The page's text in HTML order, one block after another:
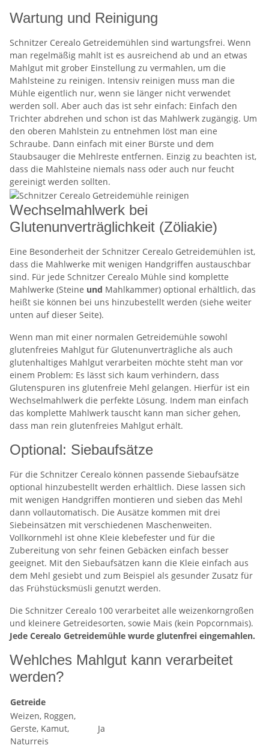
Wartung und Reinigung
Schnitzer Cerealo Getreidemühlen sind wartungsfrei. Wenn
man regelmäßig mahlt ist es ausreichend ab und an etwas
Mahlgut mit grober Einstellung zu vermahlen, um die
Mahlsteine zu reinigen. Intensiv reinigen muss man die
Mühle eigentlich nur, wenn sie länger nicht verwendet
werden soll. Aber auch das ist sehr einfach: Einfach den
Trichter abdrehen und schon ist das Mahlwerk zugängig. Um
den oberen Mahlstein zu entnehmen löst man eine
Schraube. Dann einfach mit einer Bürste und dem
Staubsauger die Mehlreste entfernen. Einzig zu beachten ist,
dass die Mahlsteine niemals nass oder auch nur feucht
gereinigt werden sollten.
Wechselmahlwerk bei
Glutenunverträglichkeit (Zöliakie)
Eine Besonderheit der Schnitzer Cerealo Getreidemühlen ist,
dass die Mahlwerke mit wenigen Handgriffen austauschbar
sind. Für jede Schnitzer Cerealo Mühle sind komplette
Mahlwerke (Steine und Mahlkammer) optional erhältlich, das
heißt sie können bei uns hinzubestellt werden (siehe weiter
unten auf dieser Seite).
Wenn man mit einer normalen Getreidemühle sowohl
glutenfreies Mahlgut für Glutenunverträgliche als auch
glutenhaltiges Mahlgut verarbeiten möchte steht man vor
einem Problem: Es lässt sich kaum verhindern, dass
Glutenspuren ins glutenfreie Mehl gelangen. Hierfür ist ein
Wechselmahlwerk die perfekte Lösung. Indem man einfach
das komplette Mahlwerk tauscht kann man sicher gehen,
dass man rein glutenfreies Mahlgut erhält.
Optional: Siebaufsätze
Für die Schnitzer Cerealo können passende Siebaufsätze
optional hinzubestellt werden erhältlich. Diese lassen sich
mit wenigen Handgriffen montieren und sieben das Mehl
dann vollautomatisch. Die Ausätze kommen mit drei
Siebeinsätzen mit verschiedenen Maschenweiten.
Vollkornmehl ist ohne Kleie klebefester und für die
Zubereitung von sehr feinen Gebäcken einfach besser
geeignet. Mit den Siebaufsätzen kann die Kleie einfach aus
dem Mehl gesiebt und zum Beispiel als gesunder Zusatz für
das Frühstücksmüsli genutzt werden.
Die Schnitzer Cerealo 100 verarbeitet alle weizenkorngroßen
und kleinere Getreidesorten, sowie Mais (kein Popcornmais).
Jede Cerealo Getreidemühle wurde glutenfrei eingemahlen.
Wehlches Mahlgut kann verarbeitet
werden?
Getreide
Weizen, Roggen,
Gerste, Kamut,
Naturreis
Ja